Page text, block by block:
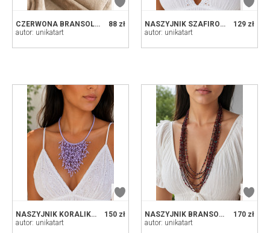
88 zł
CZERWONA BRANSOLETKA WIELORZĘDOWA Z KONICZYNKĄ 2W1 - NASZYJNIK Z KORALIKÓW
autor: unikatart
129 zł
NASZYJNIK SZAFIROWE KORALIKOWE PATYCZAKI
autor: unikatart
150 zł
NASZYJNIK KORALIKOWY PATYCZAKI LILA
autor: unikatart
170 zł
NASZYJNIK BRANSOLETKA MIX CZERWIENI I CZERNI
autor: unikatart